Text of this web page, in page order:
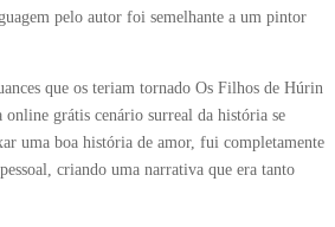
pelo autor foi semelhante a um pintor
que os teriam tornado Os Filhos de Húrin
grátis cenário surreal da história se
uma boa história de amor, fui completamente
criando uma narrativa que era tanto